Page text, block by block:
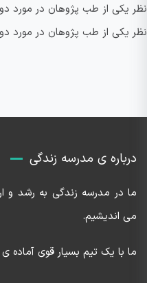
نظر یکی از طب پژوهان در مورد
نظر یکی از طب پژوهان در مورد
درباره ی مدرسه زندگی
ما در مدرسه زندگی به رشد و
می اندیشیم.
ما با یک تیم بسیار قوی